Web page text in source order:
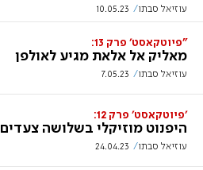
עוזיאל סבתו 10.05.23
"פיוטקאסט' פרק 13:
מאליק אל אלאת מגיע לאולפן
עוזיאל סבתו 7.05.23
'פיוטקאסט' פרק 12:
היפנוט מוזיקלי בשלושה צעדים
עוזיאל סבתו 24.04.23